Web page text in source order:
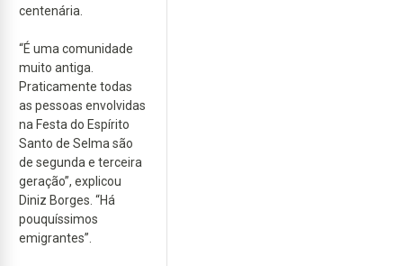
centenária.
“É uma comunidade
muito antiga.
Praticamente todas
as pessoas envolvidas
na Festa do Espírito
Santo de Selma são
de segunda e terceira
geração”, explicou
Diniz Borges. “Há
pouquíssimos
emigrantes”.